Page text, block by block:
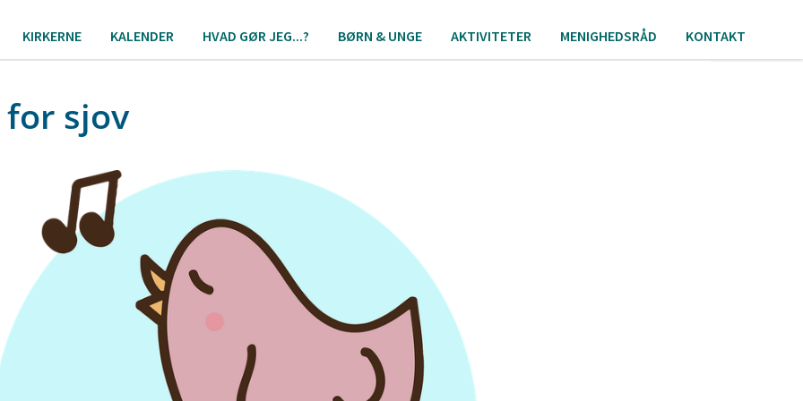
KIRKERNE KALENDER HVAD GØR JEG...? BØRN & UNGE AKTIVITETER MENIGHEDSRÅD KONTAKT
for sjov